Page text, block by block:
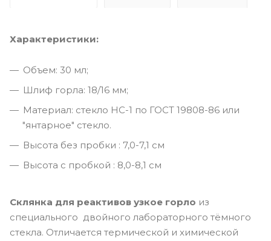
Характеристики:
Объем: 30 мл;
Шлиф горла: 18/16 мм;
Материал: стекло НС-1 по ГОСТ 19808-86 или
"янтарное" стекло.
Высота без пробки : 7,0-7,1 см
Высота с пробкой : 8,0-8,1 см
Склянка для реактивов узкое горло из
специального двойного лабораторного тёмного
стекла. Отличается термической и химической